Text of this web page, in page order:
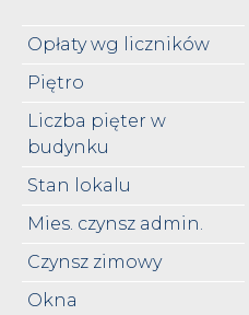
Opłaty wg liczników
Piętro
Liczba pięter w
budynku
Stan lokalu
Mies. czynsz admin.
Czynsz zimowy
Okna